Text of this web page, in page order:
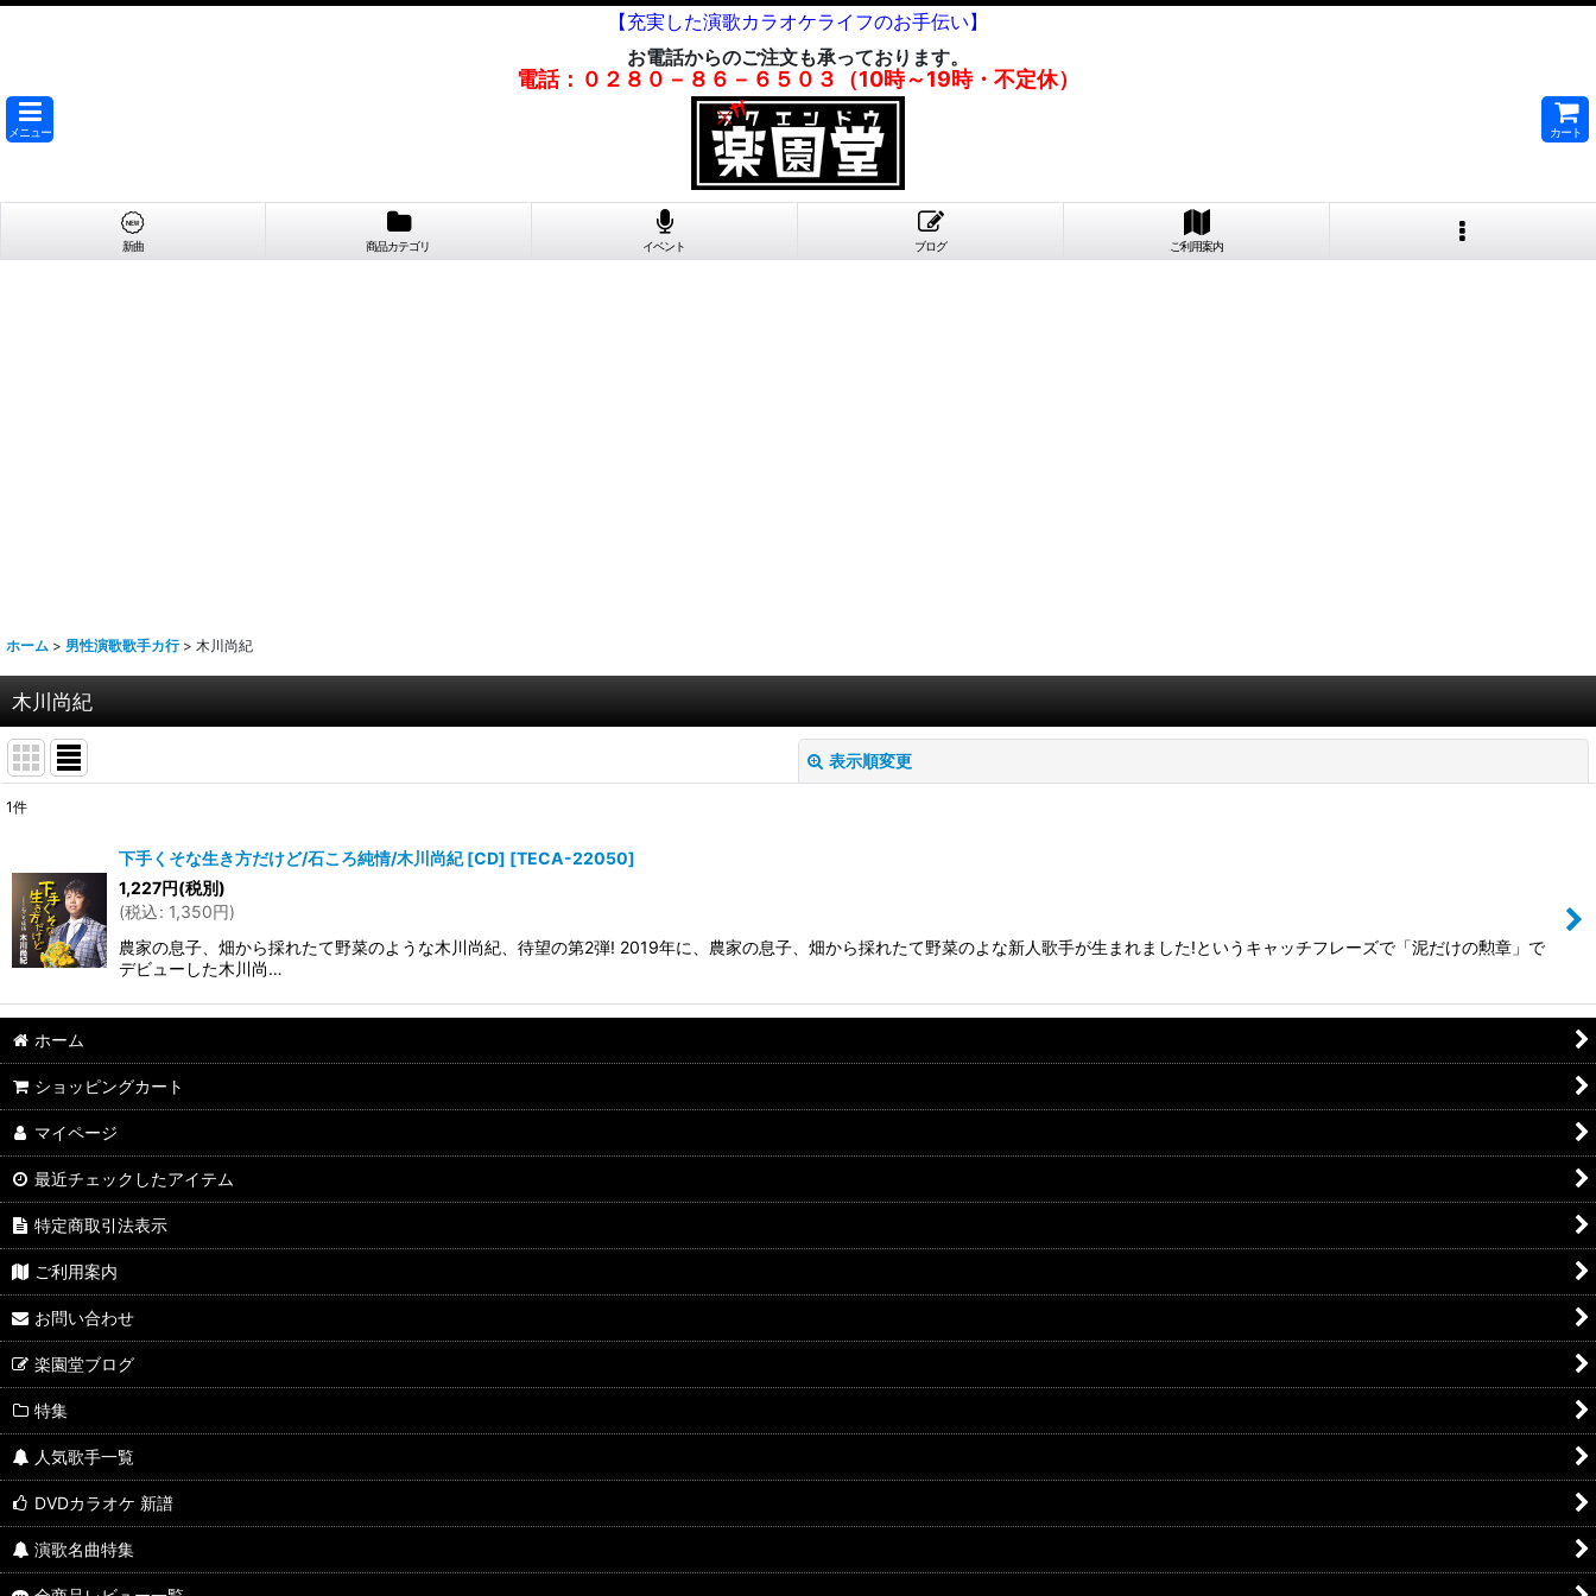
【充実した演歌カラオケライフのお手伝い】
お電話からのご注文も承っております。
電話：０２８０－８６－６５０３（10時～19時・不定休）
メニュー カート
新曲 商品カテゴリ イベント ブログ ご利用案内
ホーム > 男性演歌歌手カ行 > 木川尚紀
木川尚紀
表示順変更
並び順:
絞り込む
1件
下手くそな生き方だけど/石ころ純情/木川尚紀 [CD] [TECA-22050]
1,227円(税別)
(税込: 1,350円)
農家の息子、畑から採れたて野菜のような木川尚紀、待望の第2弾! 2019年に、農家の息子、畑から採れたて野菜のよな新人歌手が生まれました!というキャッチフレーズで「泥だけの勲章」で
デビューした木川尚…
ホーム
ショッピングカート
マイページ
最近チェックしたアイテム
特定商取引法表示
ご利用案内
お問い合わせ
楽園堂ブログ
特集
人気歌手一覧
DVDカラオケ 新譜
演歌名曲特集